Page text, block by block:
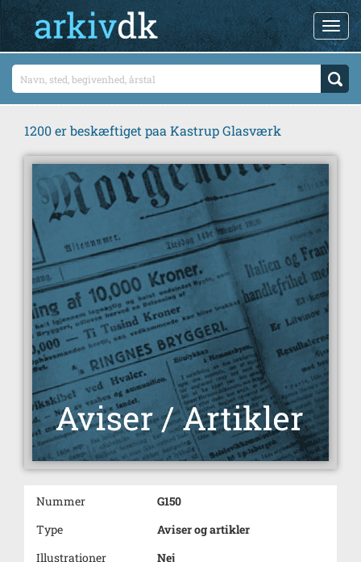
1200 er beskæftiget paa Kastrup Glasværk
Nummer
G150
Type
Aviser og artikler
Illustrationer
Nej